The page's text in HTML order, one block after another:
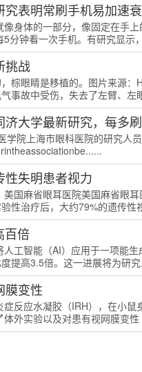
表明常刷手机易加速
身体的一部分，像固定在手
分钟看一次手机。有研究显
挑战
棕眼睛是移植的。图片来源
事故中受伤，失去了左臂、左
大学最新研究，每多
学院上海市眼科医院的研究人
性失明患者视力
国麻省眼耳医院美国麻省眼
性治疗后，大约79%的遗传
百倍
工智能（AI）应用于一项能
提高3.5倍。这一进展将为研
膜变性
反应水凝胶（IRH），在小
外实验以及对患有视网膜变